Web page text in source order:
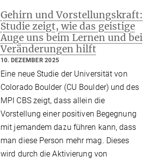
Gehirn und Vorstellungskraft:
Studie zeigt, wie das geistige
Auge uns beim Lernen und bei
Veränderungen hilft
10. DEZEMBER 2025
Eine neue Studie der Universität von
Colorado Boulder (CU Boulder) und des
MPI CBS zeigt, dass allein die
Vorstellung einer positiven Begegnung
mit jemandem dazu führen kann, dass
man diese Person mehr mag. Dieses
wird durch die Aktivierung von